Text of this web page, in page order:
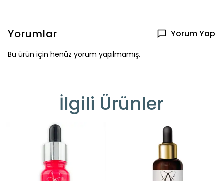
Yorumlar Yorum Yap
Bu ürün için henüz yorum yapılmamış.
İlgili Ürünler